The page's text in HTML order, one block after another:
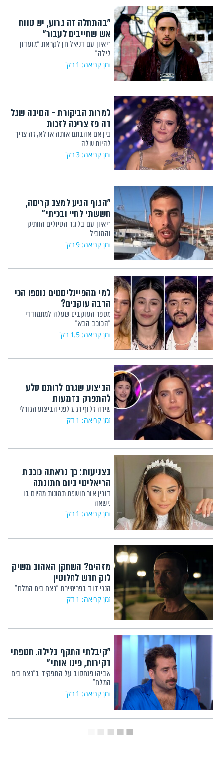
"בהתחלה זה גרוע, יש טווח
אש שחייבים לעבור"
ריאיון עם דניאל חן לקראת "מועדון
לילה"
זמן קריאה: 1 דק'
למרות הביקורת - הסיבה שגל
דה פז צריכה לזכות
בין אם אהבתם אותה או לא, זה צריך
להיות שלה
זמן קריאה: 3 דק'
"הגוף הגיע למצב קריסה,
חששתי לחיי ובכיתי"
ריאיון עם בלוגר הטיולים הוותיק
והמוביל
זמן קריאה: 9 דק'
למי מהפיינליסטים נוספו הכי
הרבה עוקבים?
מספר העוקבים שעלה למתמודדי
"הכוכב הבא"
זמן קריאה: 1.5 דק'
הביצוע שגרם לרותם סלע
להתפרק בדמעות
שירה זלוף רגע לפני הביצוע הגורלי
זמן קריאה: 1 דק'
בצניעות: כך נראתה כוכבת
הריאליטי ביום חתונתה
דורין אור חושפת תמונות מהיום בו
נישאה
זמן קריאה: 1 דק'
מזהים? השחקן האהוב משיק
לוק חדש לחלוטין
הנרי דוד בפרימיירת "רצח בים המלח"
זמן קריאה: 1 דק'
"קיבלתי התקף בלילה. חטפתי
דקירות, פינו אותי"
אביהו פנחסוב על התפקיד ב"רצח בים
המלח"
זמן קריאה: 1 דק'